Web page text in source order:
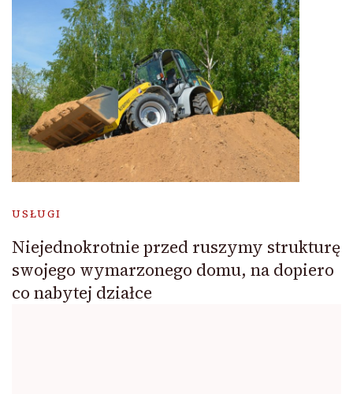
USŁUGI
Niejednokrotnie przed ruszymy strukturę
swojego wymarzonego domu, na dopiero
co nabytej działce